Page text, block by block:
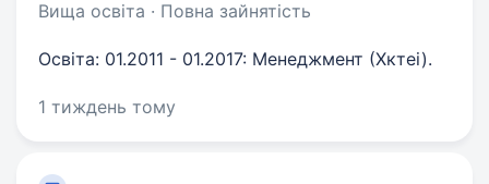
Вища освіта · Повна зайнятість
Освіта: 01.2011 - 01.2017: Менеджмент (Хктеі).
1 тиждень тому